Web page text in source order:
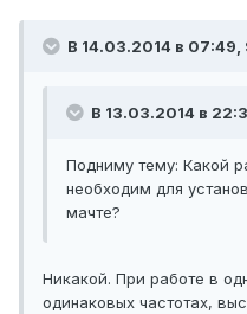
В 14.03.2014 в 07:49,
В 13.03.2014 в
Подниму тему: Какой
необходим для
мачте?
Никакой. При работе в
одинаковых частотах,